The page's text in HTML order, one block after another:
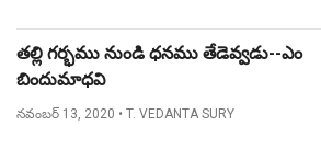
తల్లి గర్భము నుండి ధనము తేడెవ్వడు--ఎం
బిందుమాధవి
నవంబర్ 13, 2020 • T. VEDANTA SURY